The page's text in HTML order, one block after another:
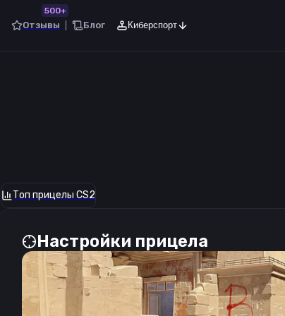
Отзывы
500+
Блог Киберспорт
Топ прицелы CS2
Настройки прицела